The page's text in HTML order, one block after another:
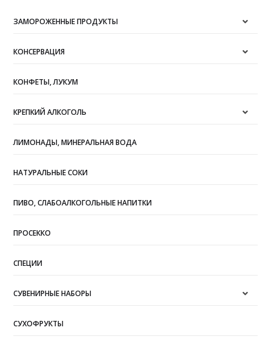
ЗАМОРОЖЕННЫЕ ПРОДУКТЫ
КОНСЕРВАЦИЯ
КОНФЕТЫ, ЛУКУМ
КРЕПКИЙ АЛКОГОЛЬ
ЛИМОНАДЫ, МИНЕРАЛЬНАЯ ВОДА
НАТУРАЛЬНЫЕ СОКИ
ПИВО, СЛАБОАЛКОГОЛЬНЫЕ НАПИТКИ
ПРОСЕККО
СПЕЦИИ
СУВЕНИРНЫЕ НАБОРЫ
СУХОФРУКТЫ